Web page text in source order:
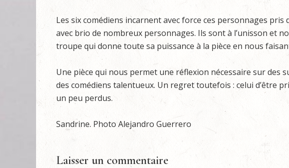
Les six comédiens incarnent avec force ces personnages
avec brio de nombreux personnages. Ils sont à l’unisson et
troupe qui donne toute sa puissance à la pièce en nous
Une pièce qui nous permet une réflexion nécessaire sur des
des comédiens talentueux. Un regret toutefois : celui d’être
un peu perdus.
Sandrine. Photo Alejandro Guerrero
Laisser un commentaire